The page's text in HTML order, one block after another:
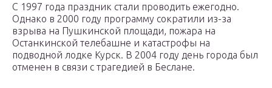
С 1997 года праздник стали проводить ежегодно.
Однако в 2000 году программу сократили из-за
взрыва на Пушкинской площади, пожара на
Останкинской телебашне и катастрофы на
подводной лодке Курск. В 2004 году день города был
отменен в связи с трагедией в Беслане.